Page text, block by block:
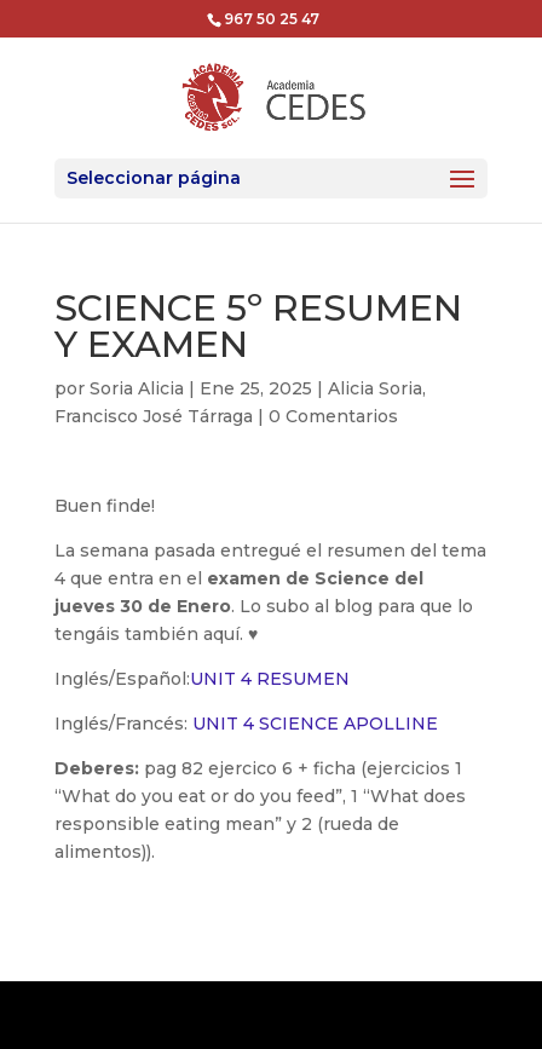
967 50 25 47
Seleccionar página
SCIENCE 5º RESUMEN
Y EXAMEN
por Soria Alicia | Ene 25, 2025 | Alicia Soria,
Francisco José Tárraga | 0 Comentarios
Buen finde!
La semana pasada entregué el resumen del tema
4 que entra en el examen de Science del
jueves 30 de Enero. Lo subo al blog para que lo
tengáis también aquí. ♥
Inglés/Español:UNIT 4 RESUMEN
Inglés/Francés: UNIT 4 SCIENCE APOLLINE
Deberes:pag 82 ejercico 6 + ficha (ejercicios 1
“What do you eat or do you feed”, 1 “What does
responsible eating mean” y 2 (rueda de
alimentos)).